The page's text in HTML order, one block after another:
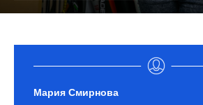
Мария Смирнова